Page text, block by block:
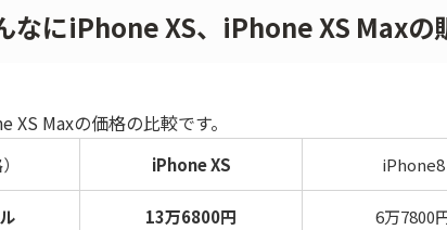
なにiPhone XS、iPhone XS Maxの
XS Maxの価格の比較です。
iPhone XS iPhone8
13万6800円 6万7800